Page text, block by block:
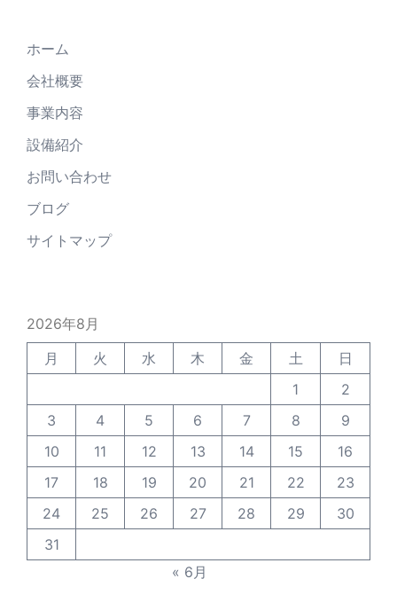
ホーム
会社概要
事業内容
設備紹介
お問い合わせ
ブログ
サイトマップ
2026年8月
月
火 水 木 金 土
日
1
2
3
4 5 6 7 8
9
10
11 12 13 14 15
16
17
18 19 20 21 22
23
24
25 26 27 28 29
30
31
« 6月